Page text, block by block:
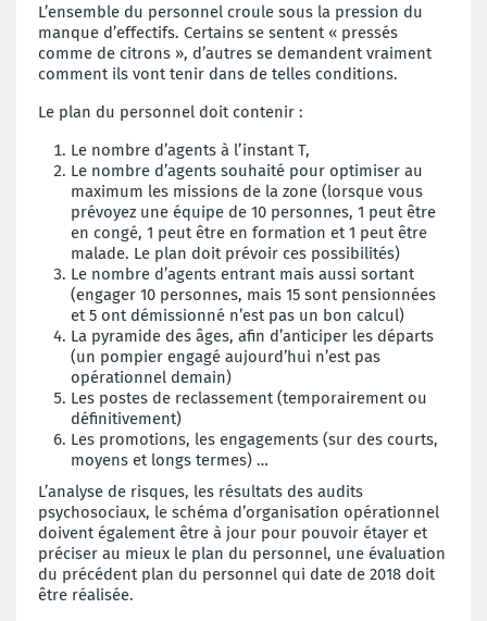
L’ensemble du personnel croule sous la pression du
manque d’effectifs. Certains se sentent « pressés
comme de citrons », d’autres se demandent vraiment
comment ils vont tenir dans de telles conditions.
Le plan du personnel doit contenir :
Le nombre d’agents à l’instant T,
Le nombre d’agents souhaité pour optimiser au
maximum les missions de la zone (lorsque vous
prévoyez une équipe de 10 personnes, 1 peut être
en congé, 1 peut être en formation et 1 peut être
malade. Le plan doit prévoir ces possibilités)
Le nombre d’agents entrant mais aussi sortant
(engager 10 personnes, mais 15 sont pensionnées
et 5 ont démissionné n’est pas un bon calcul)
La pyramide des âges, afin d’anticiper les départs
(un pompier engagé aujourd’hui n’est pas
opérationnel demain)
Les postes de reclassement (temporairement ou
définitivement)
Les promotions, les engagements (sur des courts,
moyens et longs termes) …
L’analyse de risques, les résultats des audits
psychosociaux, le schéma d’organisation opérationnel
doivent également être à jour pour pouvoir étayer et
préciser au mieux le plan du personnel, une évaluation
du précédent plan du personnel qui date de 2018 doit
être réalisée.